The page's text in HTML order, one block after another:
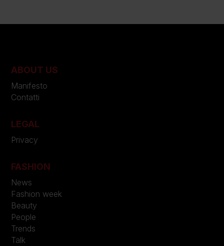
ABOUT US
Manifesto
Contatti
LEGAL
Privacy
FASHION
News
Fashion week
Beauty
People
Trends
Talk